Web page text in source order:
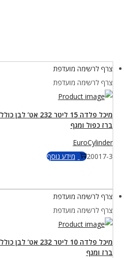
צרף לרשימה מועדפת
צרף לרשימה מועדפת
מיכל פלדה 15 ליטר 232 אט’ לבן כולל
ברז כפול ומגף
EuroCylinder
20017-3
מידע נוסף
צרף לרשימה מועדפת
צרף לרשימה מועדפת
מיכל פלדה 10 ליטר 232 אט’ לבן כולל
ברז ומגף